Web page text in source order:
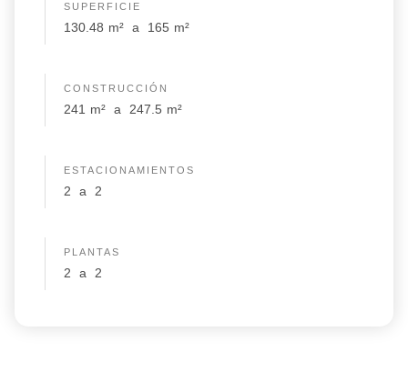
SUPERFICIE
130.48 m² a 165 m²
CONSTRUCCIÓN
241 m² a 247.5 m²
ESTACIONAMIENTOS
2 a 2
PLANTAS
2 a 2